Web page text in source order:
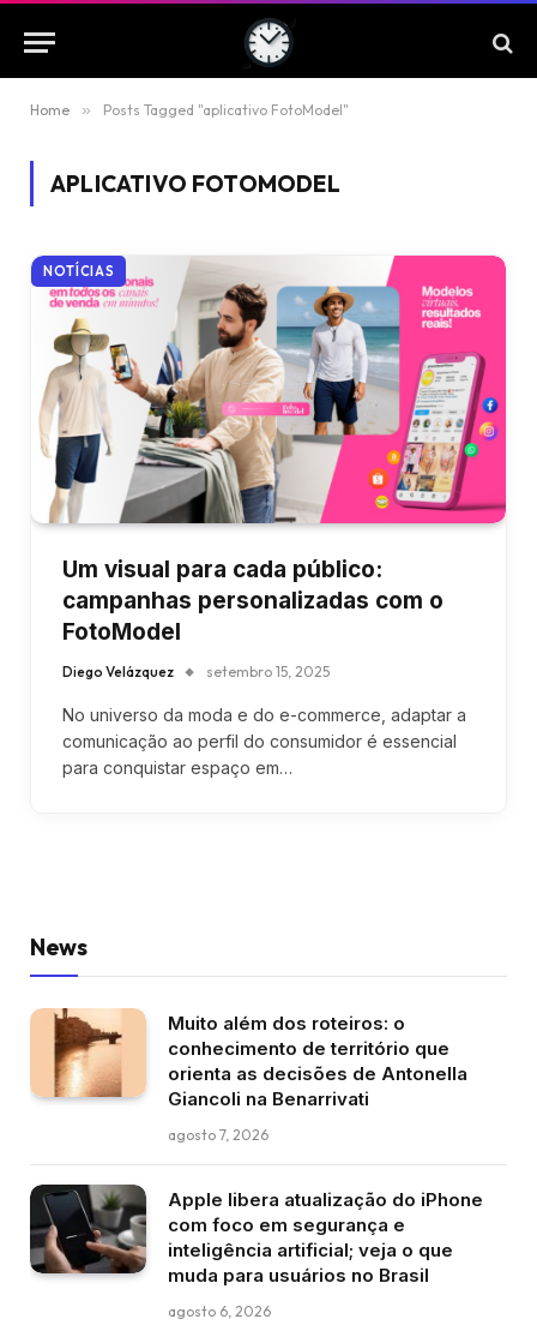
Home » Posts Tagged "aplicativo FotoModel"
APLICATIVO FOTOMODEL
NOTÍCIAS
Um visual para cada público:
campanhas personalizadas com o
FotoModel
Diego Velázquez setembro 15, 2025
No universo da moda e do e-commerce, adaptar a
comunicação ao perfil do consumidor é essencial
para conquistar espaço em…
News
Muito além dos roteiros: o
conhecimento de território que
orienta as decisões de Antonella
Giancoli na Benarrivati
agosto 7, 2026
Apple libera atualização do iPhone
com foco em segurança e
inteligência artificial; veja o que
muda para usuários no Brasil
agosto 6, 2026